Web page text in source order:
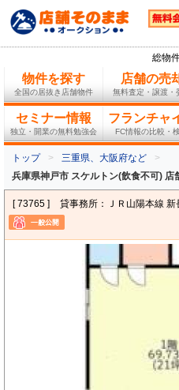
総物
物件を探す
全国の居抜き店舗物件
店舗の売
無料査定・譲渡・
セミナー情報
独立・開業の無料勉強会
フランチャ
FC情報の比較・
トップ
三重県、大阪府など
兵庫県神戸市 スケルトン(飲食不可) 店
[ 73765 ] 貸事務所：ＪＲ山陽本線 新